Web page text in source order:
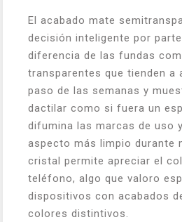
El acabado mate
decisión inteligente por
diferencia de las fundas
transparentes que tienden a
paso de las semanas y
dactilar como si fuera un
difumina las marcas de uso
aspecto más limpio durante
cristal permite apreciar el
teléfono, algo que valoro
dispositivos con acabados
colores distintivos.